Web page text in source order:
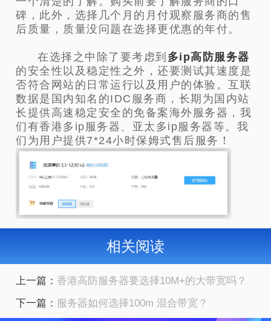
碑，此外，选择几个月的月付观察服务商的售
后质量，质量没问题在选择更优惠的年付。
在选择之中除了要考虑到 多ip高防服务器
的安全性以及稳定性之外，还要测试其速度是
否符合网站的日常运行以及用户的体验。互联
数据是国内知名的IDC服务商，长期为国内站
长提供高速稳定安全的免备案海外服务器，我
们有香港多ip服务器、亚太多ip服务器等。我
们为用户提供7*24小时保姆式售后服务！
相关阅读
上一篇： 香港高防服务器要选择10M+的大带宽吗？
下一篇： 服务器如何选择100m 混合带宽？